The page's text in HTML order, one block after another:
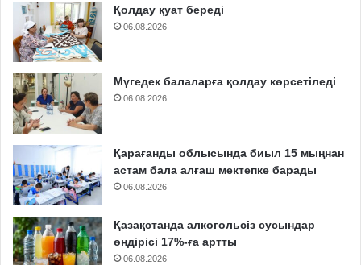
Қолдау қуат береді
06.08.2026
Мүгедек балаларға қолдау көрсетіледі
06.08.2026
Қарағанды облысында биыл 15 мыңнан
астам бала алғаш мектепке барады
06.08.2026
Қазақстанда алкогольсіз сусындар
өндірісі 17%-ға артты
06.08.2026